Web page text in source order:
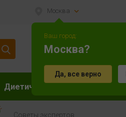
Москва
Диетическое питание
Советы экспертов
Ваш город:
Москва?
Да, все верно